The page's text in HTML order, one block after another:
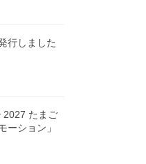
行しました
2027 たまご
ーション」